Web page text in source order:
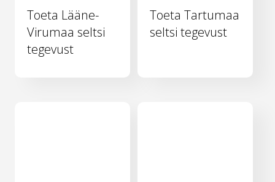
Toeta Lääne-
Virumaa seltsi
tegevust
Toeta Tartumaa
seltsi tegevust